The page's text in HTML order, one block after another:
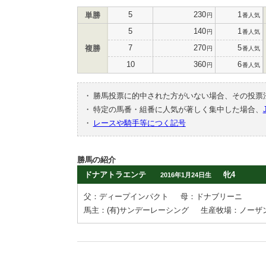
単勝 5 230円 1 番人気
複勝
5 140円 1 番人気
7 270円 5番人気
10 360円 6番人気
・
勝馬投票に的中された方がいない場合、その投
・ 特定の馬番・組番に人気が著しく集中した場合、
・
レースや騎手等につく記号
勝馬の紹介
ドナアトラエンテ
2016年1月24日生 牝4
父：ディープインパクト
母：ドナブリーニ
馬主：(有)サンデーレーシング
生産牧場：ノーザ